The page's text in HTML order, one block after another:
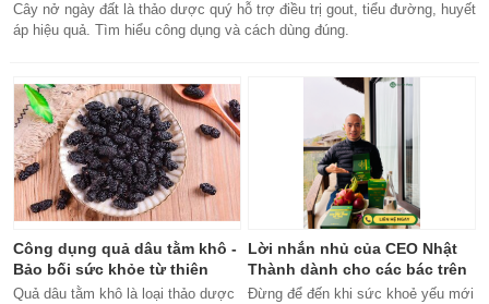
Cây nở ngày đất là thảo dược quý hỗ trợ điều trị gout, tiểu đường, huyết
áp hiệu quả. Tìm hiểu công dụng và cách dùng đúng.
Công dụng quả dâu tằm khô -
Bảo bối sức khỏe từ thiên
nhiên
Quả dâu tằm khô là loại thảo dược
Lời nhắn nhủ của CEO Nhật
Thành dành cho các bác trên
50 tuổi
Đừng để đến khi sức khoẻ yếu mới